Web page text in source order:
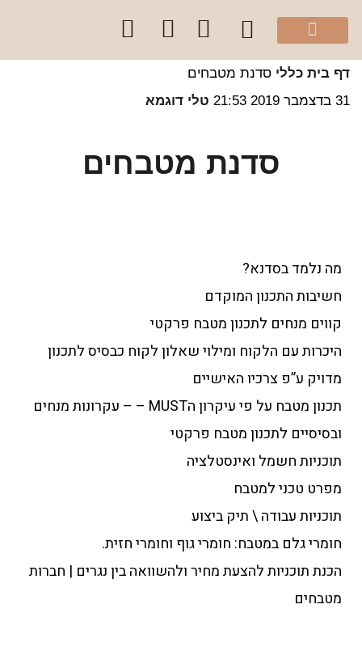
בית כללי סדנת מטבחים
21:53 טלי דוגמא
סדנת מטבחים
מה נלמד בסדנא?
חשיבות התכנון המוקדם
קווים מנחים לתכנון מטבח פרקטי
היכרות עם הלקוח ומילוי שאלון לקוח כבסיס לתכנון
מדויק ע”פ צרכיו האישיים
תכנון מטבח על פי עיקרון הMUST – – עקרונות מנחים
ובסיסיים לתכנון מטבח פרקטי
תוכניות חשמל ואינסטלציה
מפרט טכני למטבח
תוכניות עבודה \ תיק ביצוע
חומרי גלם במטבח: חומרי גוף וחומרי חזית.
הכנת תוכניות להצעת מחיר ולהשוואה בין נגרים | חברות
מטבחים